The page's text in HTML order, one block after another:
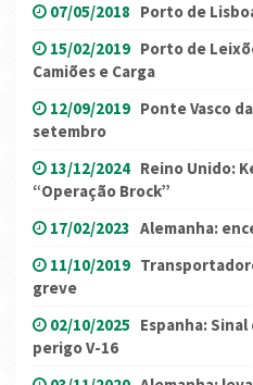
07/05/2018 Porto de
15/02/2019 Porto de
Camiões e Carga
12/09/2019 Ponte Vasco
setembro
13/12/2024 Reino Unido:
“Operação Brock”
17/02/2023 Alemanha:
11/10/2019
greve
02/10/2025 Espanha:
perigo V-16